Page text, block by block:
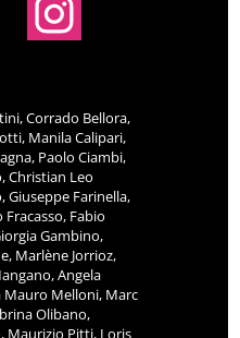
Corrado Bellora,
Manila Calipari,
Paolo Ciambi,
Christian Leo
Giuseppe Farinella,
Fabio
Gambino,
Marlène Jorrioz,
Angela
Mauro Melloni, Marc
Olibano,
Maurizio Pitti, Loris